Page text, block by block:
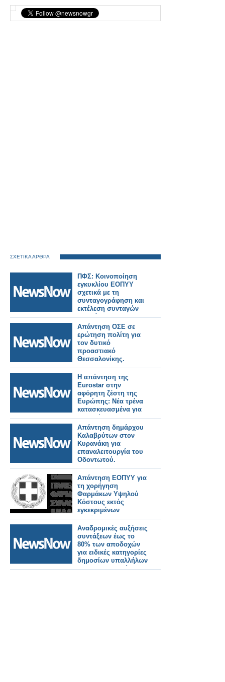
ΣΧΕΤΙΚΑ ΑΡΘΡΑ
ΠΦΣ: Κοινοποίηση
εγκυκλίου ΕΟΠΥΥ
σχετικά με τη
συνταγογράφηση και
εκτέλεση συνταγών
φαρμάκων για την
εξυπηρέτηση των
διακινούμενων
πολιτών
Απάντηση ΟΣΕ σε
ερώτηση πολίτη για
τον δυτικό
προαστιακό
Θεσσαλονίκης.
Η απάντηση της
Eurostar στην
αφόρητη ζέστη της
Ευρώπης: Νέα τρένα
κατασκευασμένα για
να αντέχουν σε
θερμοκρασίες 55°C.
Απάντηση δημάρχου
Καλαβρύτων στον
Κυρανάκη για
επαναλειτουργία του
Οδοντωτού.
Απάντηση ΕΟΠΥΥ για
τη χορήγηση
Φαρμάκων Υψηλού
Κόστους εκτός
εγκεκριμένων
ενδείξεων
Αναδρομικές αυξήσεις
συντάξεων έως το
80% των αποδοχών
για ειδικές κατηγορίες
δημοσίων υπαλλήλων
και στρατιωτικών.